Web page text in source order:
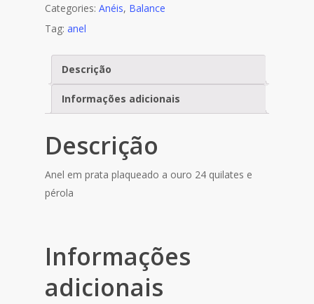
Categories: Anéis, Balance
Tag: anel
Descrição
Informações adicionais
Descrição
Anel em prata plaqueado a ouro 24 quilates e
pérola
Informações
adicionais